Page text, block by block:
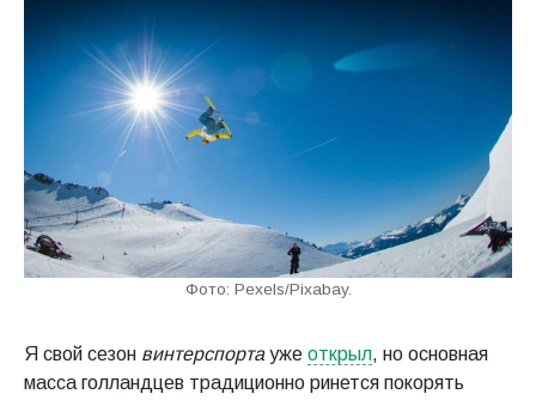
Фото: Pexels/Pixabay.
Я свой сезон винтерспортауже открыл, но основная
масса голландцев традиционно ринется покорять